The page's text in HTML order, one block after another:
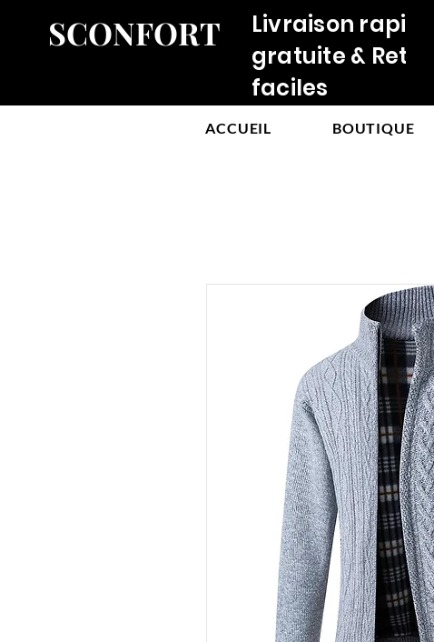
SCONFORT
Livraison rapide,
gratuite &
faciles
ACCUEIL BOUTIQUE